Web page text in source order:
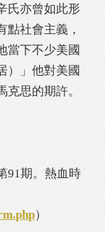
氏亦曾如此形
點社會主義，
當下不少美國
）」他對美國
思的期許。
91期。熱血時
）